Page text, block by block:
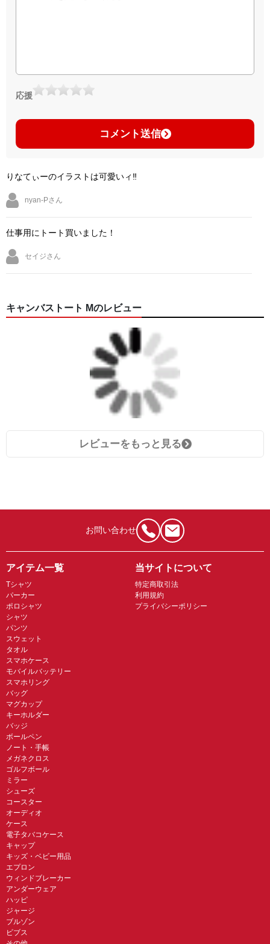
応援
コメント送信
りなてぃーのイラストは可愛いィ‼︎
nyan-Pさん
仕事用にトート買いました！
セイジさん
キャンバストート Mのレビュー
レビューをもっと見る
お問い合わせ
アイテム一覧
Tシャツ
パーカー
ポロシャツ
シャツ
パンツ
スウェット
タオル
スマホケース
モバイルバッテリー
スマホリング
バッグ
マグカップ
キーホルダー
バッジ
ボールペン
ノート・手帳
メガネクロス
ゴルフボール
ミラー
シューズ
コースター
オーディオ
ケース
電子タバコケース
キャップ
キッズ・ベビー用品
エプロン
ウィンドブレーカー
アンダーウェア
ハッピ
ジャージ
ブルゾン
ビブス
当サイトについて
特定商取引法
利用規約
プライバシーポリシー